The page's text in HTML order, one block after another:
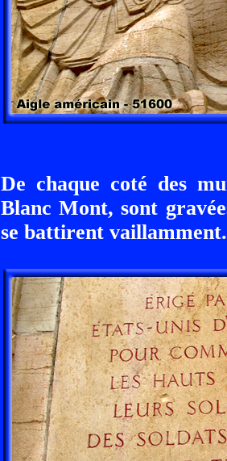
De chaque coté des
Blanc Mont, sont
se battirent vaillamment.